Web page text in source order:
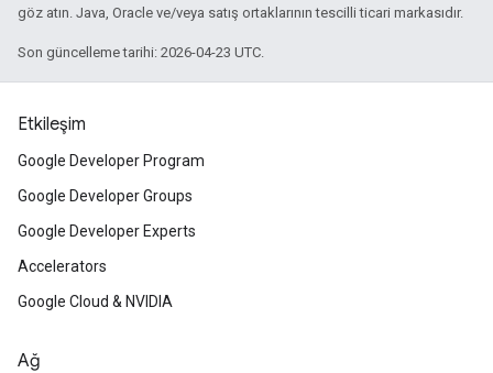
göz atın. Java, Oracle ve/veya satış ortaklarının tescilli ticari markasıdır.
Son güncelleme tarihi: 2026-04-23 UTC.
Etkileşim
Google Developer Program
Google Developer Groups
Google Developer Experts
Accelerators
Google Cloud & NVIDIA
Ağ